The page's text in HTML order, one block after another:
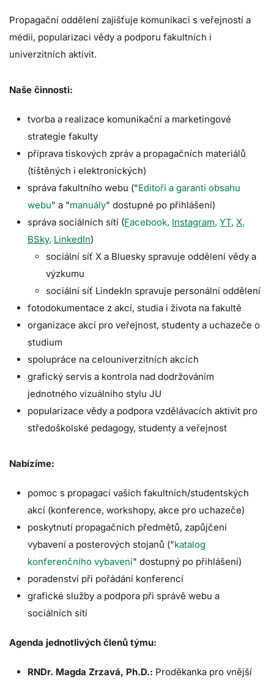
Propagační oddělení zajišťuje komunikaci s veřejností a
médii, popularizaci vědy a podporu fakultních i
univerzitních aktivit.
Naše činnosti:
tvorba a realizace komunikační a marketingové
strategie fakulty
příprava tiskových zpráv a propagačních materiálů
(tištěných i elektronických)
správa fakultního webu ("Editoři a garanti obsahu
webu" a "manuály" dostupné po přihlášení)
správa sociálních sítí (Facebook, Instagram, YT, X,
BSky, LinkedIn)
sociální síť X a Bluesky spravuje oddělení vědy a
výzkumu
sociální síť LindekIn spravuje personální oddělení
fotodokumentace z akcí, studia i života na fakultě
organizace akcí pro veřejnost, studenty a uchazeče o
studium
spolupráce na celouniverzitních akcích
grafický servis a kontrola nad dodržováním
jednotného vizuálního stylu JU
popularizace vědy a podpora vzdělávacích aktivit pro
středoškolské pedagogy, studenty a veřejnost
Nabízíme:
pomoc s propagací vašich fakultních/studentských
akcí (konference, workshopy, akce pro uchazeče)
poskytnutí propagačních předmětů, zapůjčení
vybavení a posterových stojanů ("katalog
konferenčního vybavení" dostupný po přihlášení)
poradenství při pořádání konferencí
grafické služby a podpora při správě webu a
sociálních sítí
Agenda jednotlivých členů týmu:
RNDr. Magda Zrzavá, Ph.D.: Proděkanka pro vnější